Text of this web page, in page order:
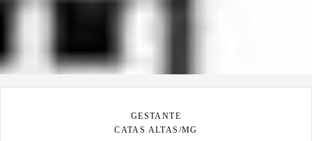
GESTANTE
CATAS ALTAS/MG